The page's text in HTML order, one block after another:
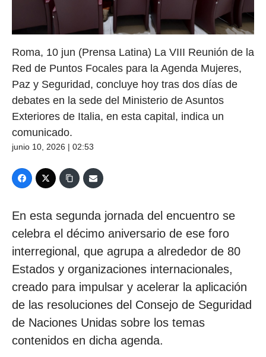
Roma, 10 jun (Prensa Latina) La VIII Reunión de la
Red de Puntos Focales para la Agenda Mujeres,
Paz y Seguridad, concluye hoy tras dos días de
debates en la sede del Ministerio de Asuntos
Exteriores de Italia, en esta capital, indica un
comunicado.
junio 10, 2026 | 02:53
En esta segunda jornada del encuentro se
celebra el décimo aniversario de ese foro
interregional, que agrupa a alrededor de 80
Estados y organizaciones internacionales,
creado para impulsar y acelerar la aplicación
de las resoluciones del Consejo de Seguridad
de Naciones Unidas sobre los temas
contenidos en dicha agenda.